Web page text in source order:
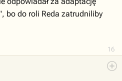
16
bo do roli Reda zatrudniliby